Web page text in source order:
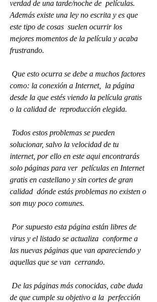
verdad de una tarde/noche de  películas.
Además existe una ley no escrita y es que
este tipo de cosas  suelen ocurrir los
mejores momentos de la película y acaba
frustrando.
como: la conexión a Internet,  la página
desde la que estés viendo la película gratis
o la calidad de  reproducción elegida.
solucionar, salvo la velocidad de tu
internet, por ello en este aqui encontrarás
solo páginas para ver  películas en Internet
gratis en castellano y sin cortes de gran
calidad  dónde estás problemas no existen o
son muy poco comunes.
virus y el listado se actualiza  conforme a
las nuevas páginas que van apareciendo y
aquellas que se van  cerrando.
de que cumple su objetivo a la  perfección